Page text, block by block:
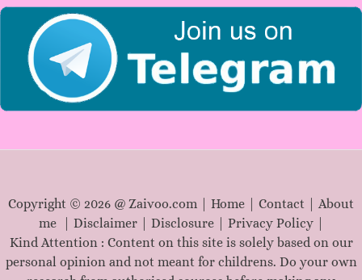
Copyright © 2026 @ Zaivoo.com | Home Contact
About
me
Disclaimer| Disclosure| Privacy Policy|
Kind Attention : Content on this site is solely based on our
personal opinion and not meant for childrens. Do your own